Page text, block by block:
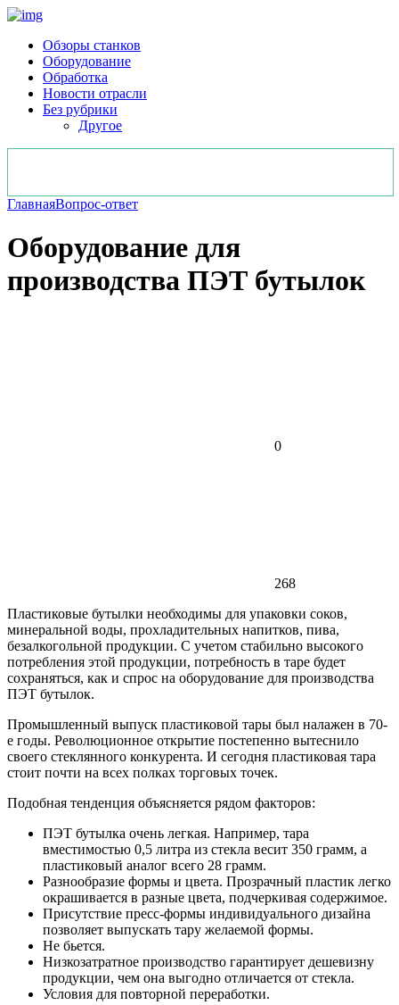
Обзоры станков
Оборудование
Обработка
Новости отрасли
Без рубрики
Другое
ГлавнаяВопрос-ответ
Оборудование для
производства ПЭТ бутылок
0
268
Пластиковые бутылки необходимы для упаковки соков,
минеральной воды, прохладительных напитков, пива,
безалкогольной продукции. С учетом стабильно высокого
потребления этой продукции, потребность в таре будет
сохраняться, как и спрос на оборудование для производства
ПЭТ бутылок.
Промышленный выпуск пластиковой тары был налажен в 70-
е годы. Революционное открытие постепенно вытеснило
своего стеклянного конкурента. И сегодня пластиковая тара
стоит почти на всех полках торговых точек.
Подобная тенденция объясняется рядом факторов:
ПЭТ бутылка очень легкая. Например, тара
вместимостью 0,5 литра из стекла весит 350 грамм, а
пластиковый аналог всего 28 грамм.
Разнообразие формы и цвета. Прозрачный пластик легко
окрашивается в разные цвета, подчеркивая содержимое.
Присутствие пресс-формы индивидуального дизайна
позволяет выпускать тару желаемой формы.
Не бьется.
Низкозатратное производство гарантирует дешевизну
продукции, чем она выгодно отличается от стекла.
Условия для повторной переработки.